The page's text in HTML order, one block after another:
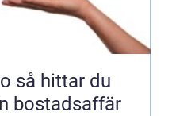
bostadsaffär